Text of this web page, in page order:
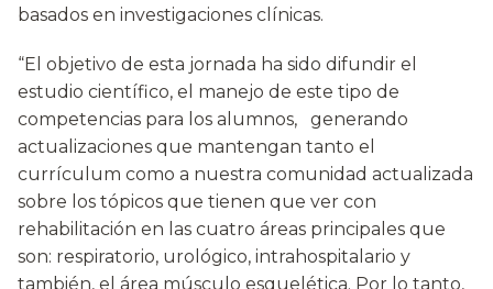
basados en investigaciones clínicas.
“El objetivo de esta jornada ha sido difundir el
estudio científico, el manejo de este tipo de
competencias para los alumnos, generando
actualizaciones que mantengan tanto el
currículum como a nuestra comunidad actualizada
sobre los tópicos que tienen que ver con
rehabilitación en las cuatro áreas principales que
son: respiratorio, urológico, intrahospitalario y
también, el área músculo esquelética. Por lo tanto,